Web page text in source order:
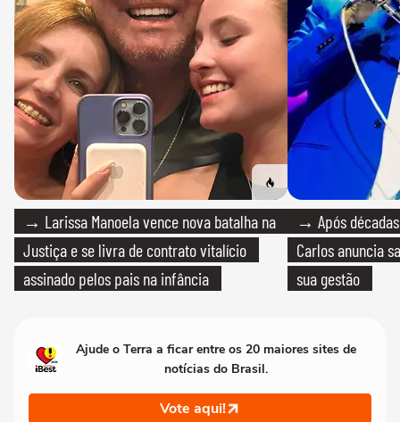
→ Larissa Manoela vence nova batalha na
Justiça e se livra de contrato vitalício
assinado pelos pais na infância
→ Após
Carlos anuncia
sua gestão
Ajude o Terra a ficar entre os 20 maiores sites de
notícias do Brasil.
Vote aqui!